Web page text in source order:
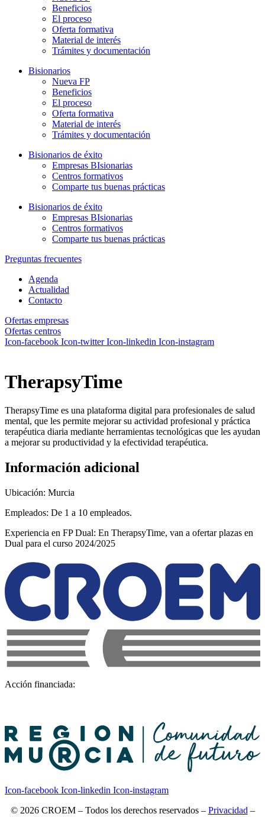
Beneficios
El proceso
Oferta formativa
Material de interés
Trámites y documentación
Bisionarios
Nueva FP
Beneficios
El proceso
Oferta formativa
Material de interés
Trámites y documentación
Bisionarios de éxito
Empresas BIsionarias
Centros formativos
Comparte tus buenas prácticas
Bisionarios de éxito
Empresas BIsionarias
Centros formativos
Comparte tus buenas prácticas
Preguntas frecuentes
Agenda
Actualidad
Contacto
Ofertas empresas
Ofertas centros
Icon-facebook Icon-twitter Icon-linkedin Icon-instagram
TherapsyTime
TherapsyTime es una plataforma digital para profesionales de salud
mental, que les permite mejorar su actividad profesional y práctica
terapéutica diaria mediante herramientas tecnológicas que les ayudan
a mejorar su productividad y la efectividad terapéutica.
Información adicional
Ubicación: Murcia
Empleados: De 1 a 10 empleados.
Experiencia en FP Dual: En TherapsyTime, van a ofertar plazas en
Dual para el curso 2024/2025
Acción financiada:
Icon-facebook Icon-linkedin Icon-instagram
© 2026 CROEM – Todos los derechos reservados – Privacidad –